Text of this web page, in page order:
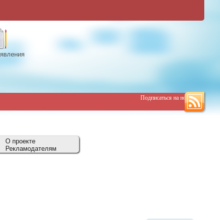
Подписаться на новости
О проекте
Рекламодателям